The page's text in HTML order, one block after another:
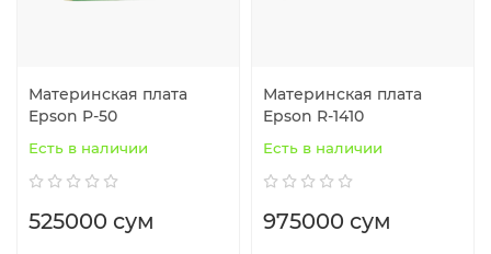
Материнская плата
Epson P-50
Есть в наличии
525000 сум
Материнская плата
Epson R-1410
Есть в наличии
975000 сум